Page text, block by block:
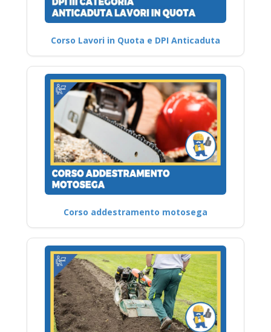
Corso Lavori in Quota e DPI Anticaduta
Corso addestramento motosega